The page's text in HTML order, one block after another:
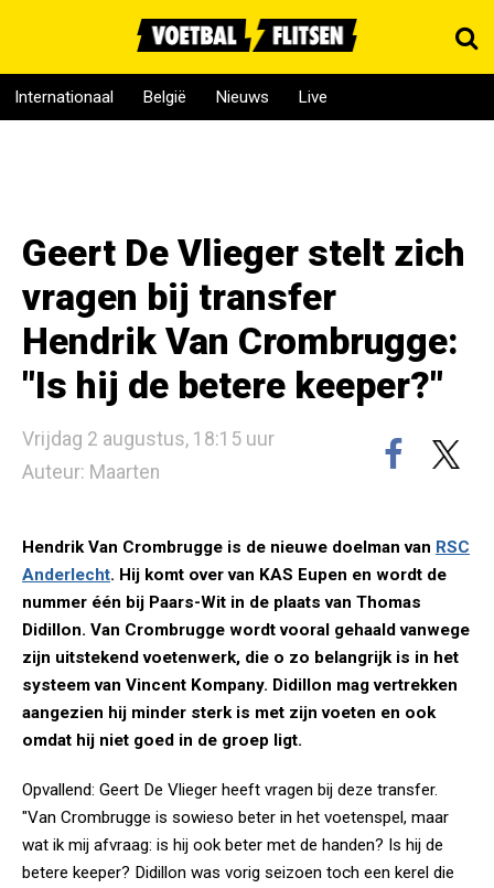
Internationaal België Nieuws Live
Geert De Vlieger stelt zich
vragen bij transfer
Hendrik Van Crombrugge:
"Is hij de betere keeper?"
Vrijdag 2 augustus, 18:15 uur
Auteur: Maarten
Hendrik Van Crombrugge is de nieuwe doelman van RSC
Anderlecht. Hij komt over van KAS Eupen en wordt de
nummer één bij Paars-Wit in de plaats van Thomas
Didillon. Van Crombrugge wordt vooral gehaald vanwege
zijn uitstekend voetenwerk, die o zo belangrijk is in het
systeem van Vincent Kompany. Didillon mag vertrekken
aangezien hij minder sterk is met zijn voeten en ook
omdat hij niet goed in de groep ligt.
Opvallend: Geert De Vlieger heeft vragen bij deze transfer.
"Van Crombrugge is sowieso beter in het voetenspel, maar
wat ik mij afvraag: is hij ook beter met de handen? Is hij de
betere keeper? Didillon was vorig seizoen toch een kerel die